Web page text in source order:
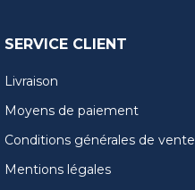
SERVICE CLIENT
Livraison
Moyens de paiement
Conditions générales de vente
Mentions légales